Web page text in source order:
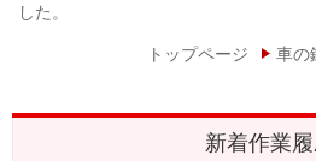
した。
トップページ 車の
新着作業